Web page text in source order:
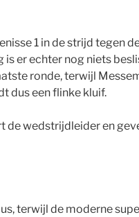
1 in de strijd tegen
er echter nog niets
ronde, terwijl
dus een flinke kluif.
wedstrijdleider en
terwijl de moderne